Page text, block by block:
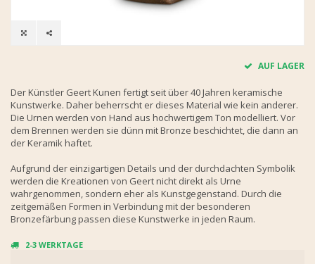
AUF LAGER
Der Künstler Geert Kunen fertigt seit über 40 Jahren keramische
Kunstwerke. Daher beherrscht er dieses Material wie kein anderer.
Die Urnen werden von Hand aus hochwertigem Ton modelliert. Vor
dem Brennen werden sie dünn mit Bronze beschichtet, die dann an
der Keramik haftet.
Aufgrund der einzigartigen Details und der durchdachten Symbolik
werden die Kreationen von Geert nicht direkt als Urne
wahrgenommen, sondern eher als Kunstgegenstand. Durch die
zeitgemäßen Formen in Verbindung mit der besonderen
Bronzefärbung passen diese Kunstwerke in jeden Raum.
2-3 WERKTAGE